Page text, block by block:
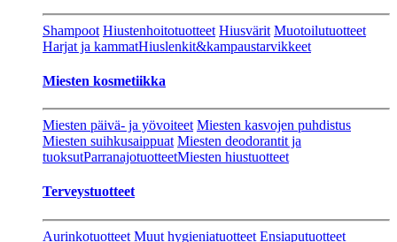
Shampoot Hiustenhoitotuotteet Hiusvärit Muotoilutuotteet
Harjat ja kammatHiuslenkit&kampaustarvikkeet
Miesten kosmetiikka
Miesten päivä- ja yövoiteet Miesten kasvojen puhdistus
Miesten suihkusaippuat Miesten deodorantit ja
tuoksutParranajotuotteetMiesten hiustuotteet
Terveystuotteet
Aurinkotuotteet Muut hygieniatuotteet Ensiaputuotteet